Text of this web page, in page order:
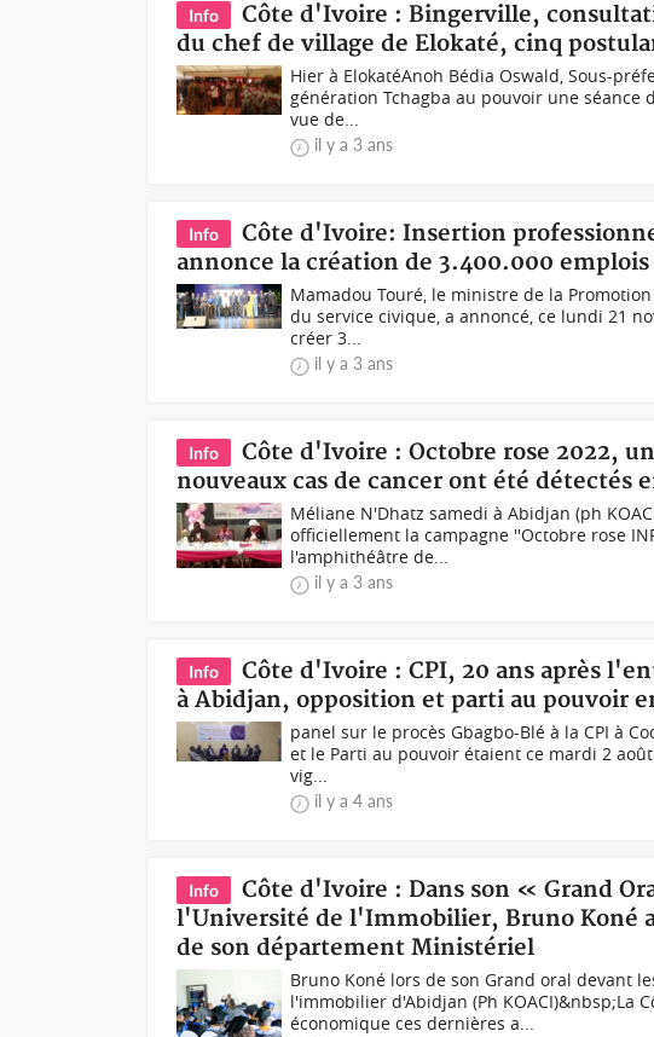
Info
Côte d'Ivoire : Bingerville,
du chef de village de Elokaté, cinq
Hier à Elokaté Anoh Bédia Oswald, Sous-
génération Tchagba au pouvoir une
vue de...
il y a 3 ans
Info
Côte d'Ivoire: Insertion
annonce la création de 3.400.000
Mamadou Touré, le ministre de la
du service civique, a annoncé, ce lundi 21
créer 3...
il y a 3 ans
Info
Côte d'Ivoire : Octobre rose 2022,
nouveaux cas de cancer ont été détectés
Méliane N'Dhatz samedi à Abidjan (ph
officiellement la campagne ''Octobre rose
l'amphithéâtre de...
il y a 3 ans
Info
Côte d'Ivoire : CPI, 20 ans après
à Abidjan, opposition et parti au pouvoir
panel sur le procès Gbagbo-Blé à la CPI à
et le Parti au pouvoir étaient ce mardi 2
vig...
il y a 4 ans
Info
Côte d'Ivoire : Dans son « Grand
l'Université de l'Immobilier, Bruno Koné
de son département Ministériel
Bruno Koné lors de son Grand oral devant
l'immobilier d'Abidjan (Ph KOACI)&nbsp;La
économique ces dernières a...